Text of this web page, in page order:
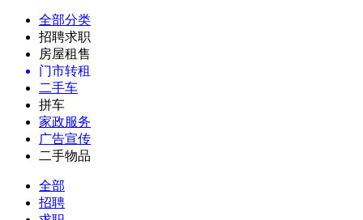
全部分类
招聘求职
房屋租售
门市转租
二手车
拼车
家政服务
广告宣传
二手物品
全部
招聘